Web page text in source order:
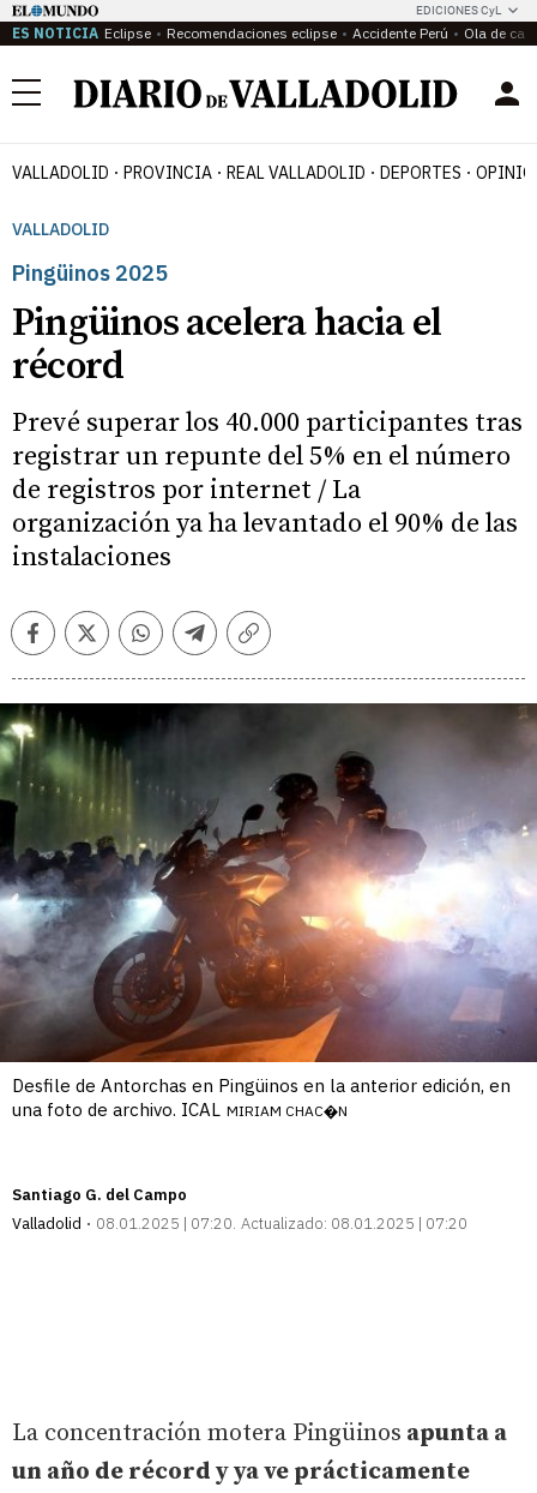
EDICIONES CyL
ES NOTICIA Eclipse Recomendaciones eclipse Accidente Perú Ola de
Menú
VALLADOLID PROVINCIA REAL VALLADOLID DEPORTES
VALLADOLID
Pingüinos 2025
Pingüinos acelera hacia el
récord
Prevé superar los 40.000 participantes tras
registrar un repunte del 5% en el número
de registros por internet / La
organización ya ha levantado el 90% de las
instalaciones
FacebookTwitterWhatsappTelegramCopiar
Desfile de Antorchas en Pingüinos en la anterior edición, en
una foto de archivo. ICAL MIRIAM CHAC�N
Santiago G. del Campo
Valladolid
08.01.2025 | 07:20 Actualizado: 08.01.2025 | 07:20
La concentración motera Pingüinos apunta a
un año de récord y ya ve prácticamente